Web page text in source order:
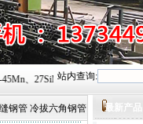
27SiMn、Cr5Mo、
站内查询:
钢管 冷拔六角钢管 最新产品